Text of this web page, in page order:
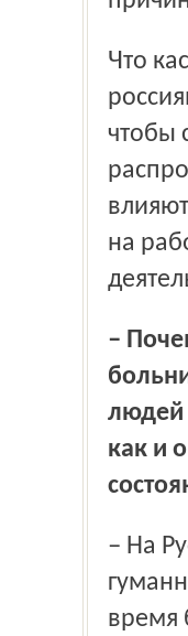
Что касается творческой интеллигенции и простых
чтобы
на
– Почему люди боятся попасть в психиатрическую
людей
как и
– На Руси испокон века наблюдалось относительно
время